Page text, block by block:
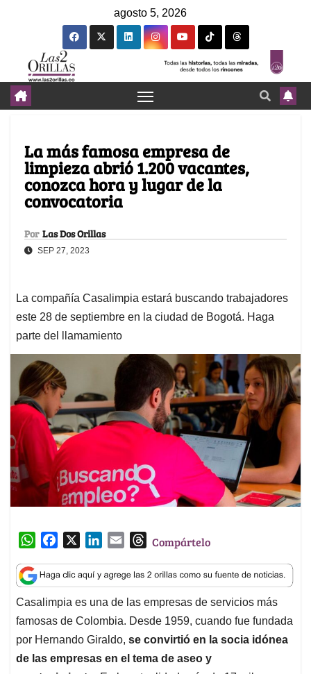
agosto 5, 2026
La más famosa empresa de
limpieza abrió 1.200 vacantes,
conozca hora y lugar de la
convocatoria
Por Las Dos Orillas
SEP 27, 2023
La compañía Casalimpia estará buscando trabajadores
este 28 de septiembre en la ciudad de Bogotá. Haga
parte del llamamiento
W
a
t
s
A
p
p
c
e
b
o
o
k
n
k
e
d
I
n
a
i
l
T
r
e
a
d
s
Compártelo
Casalimpia es una de las empresas de servicios más
famosas de Colombia. Desde 1959, cuando fue fundada
por Hernando Giraldo, se convirtió en la socia idónea
de las empresas en el tema de aseo y